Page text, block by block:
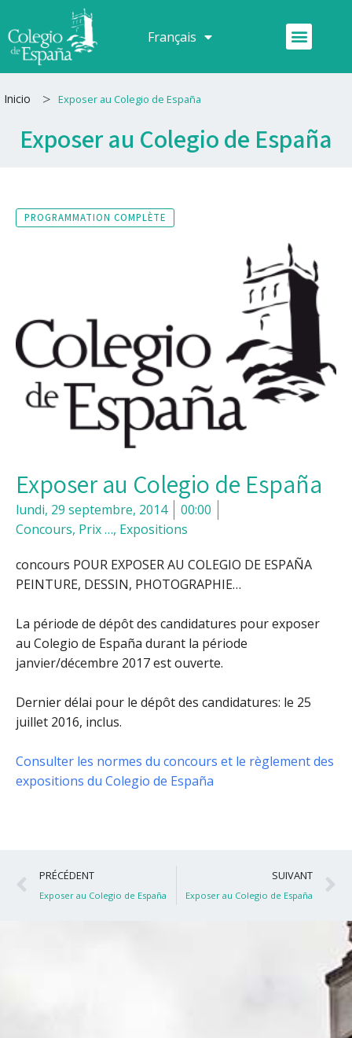
au
contenu
Français
Español Menu
Inicio > Exposer au Colegio de España
Exposer au Colegio de España
PROGRAMMATION COMPLÈTE
Exposer au Colegio de España
lundi, 29 septembre, 2014
00:00
Concours, Prix …, Expositions
concours POUR EXPOSER AU COLEGIO DE ESPAÑA
PEINTURE, DESSIN, PHOTOGRAPHIE…
La période de dépôt des candidatures pour exposer
au Colegio de España durant la période
janvier/décembre 2017 est ouverte.
Dernier délai pour le dépôt des candidatures: le 25
juillet 2016, inclus.
Consulter les normes du concours et le règlement des
expositions du Colegio de España
Précédent
PRÉCÉDENT
Exposer au Colegio de España
SUIVANT
Exposer au Colegio de España